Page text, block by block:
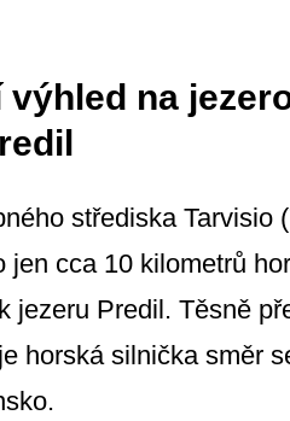
výhled na
střediska Tarvisio
jen cca 10 kilometrů
jezeru Predil. Těsně
horská silnička směr